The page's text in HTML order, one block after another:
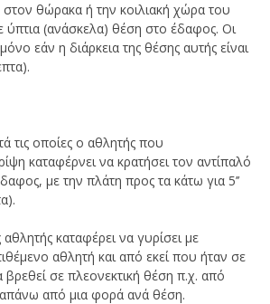
θώρακα ή την κοιλιακή χώρα του
ύπτια (ανάσκελα) θέση στο έδαφος. Οι
εάν η διάρκεια της θέσης αυτής είναι
τις οποίες ο αθλητής που
καταφέρνει να κρατήσει τον αντίπαλό
με την πλάτη προς τα κάτω για 5’’
καταφέρει να γυρίσει με
αθλητή και από εκεί που ήταν σε
βρεθεί σε πλεονεκτική θέση π.χ. από
από μια φορά ανά θέση.